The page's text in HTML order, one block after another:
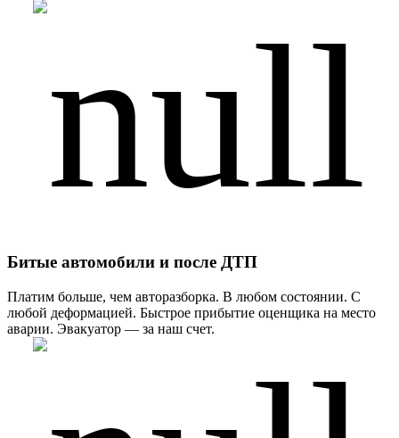
Битые автомобили и после ДТП
Платим больше, чем авторазборка. В любом состоянии. С
любой деформацией. Быстрое прибытие оценщика на место
аварии. Эвакуатор — за наш счет.